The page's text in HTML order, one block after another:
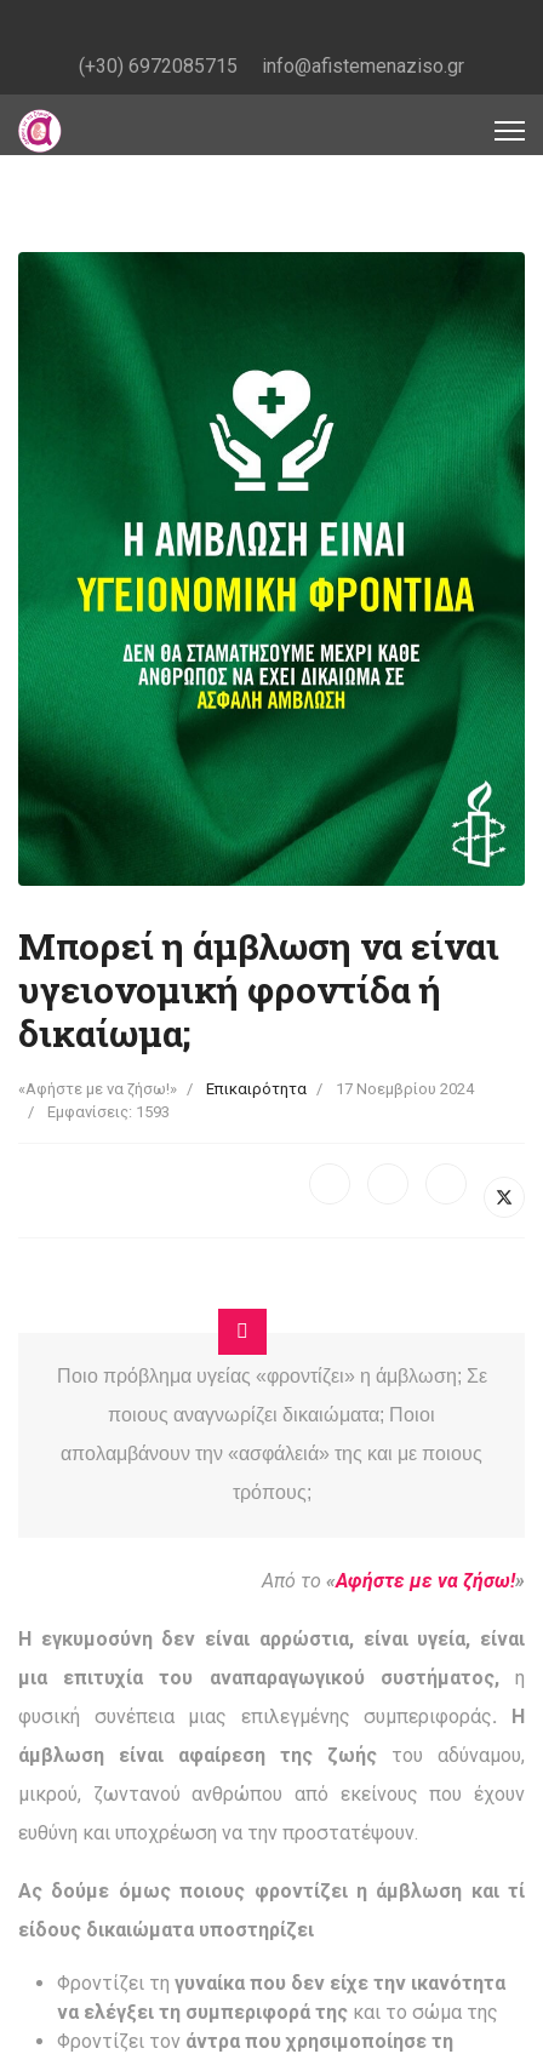
(+30) 6972085715 info@afistemenaziso.gr
Μπορεί η άμβλωση να είναι
υγειονομική φροντίδα ή
δικαίωμα;
«Αφήστε με να ζήσω!» Επικαιρότητα
17 Νοεμβρίου 2024
Εμφανίσεις: 1593
Ποιο πρόβλημα υγείας «φροντίζει» η άμβλωση; Σε
ποιους αναγνωρίζει δικαιώματα; Ποιοι
απολαμβάνουν την «ασφάλειά» της και με ποιους
τρόπους;
Από το «Αφήστε με να ζήσω!»
Η εγκυμοσύνη δεν είναι αρρώστια, είναι υγεία, είναι
μια επιτυχία του αναπαραγωγικού συστήματος,η
φυσική συνέπεια μιας επιλεγμένης συμπεριφοράς. Η
άμβλωση είναι αφαίρεση της ζωής του αδύναμου,
μικρού, ζωντανού ανθρώπου από εκείνους που έχουν
ευθύνη και υποχρέωση να την προστατέψουν.
Ας δούμε όμως ποιους φροντίζει η άμβλωση και τί
είδους δικαιώματα υποστηρίζει
Φροντίζει τη γυναίκα που δεν είχε την ικανότητα
να ελέγξει τη συμπεριφορά της και το σώμα της
Φροντίζει τον άντρα που χρησιμοποίησε τη